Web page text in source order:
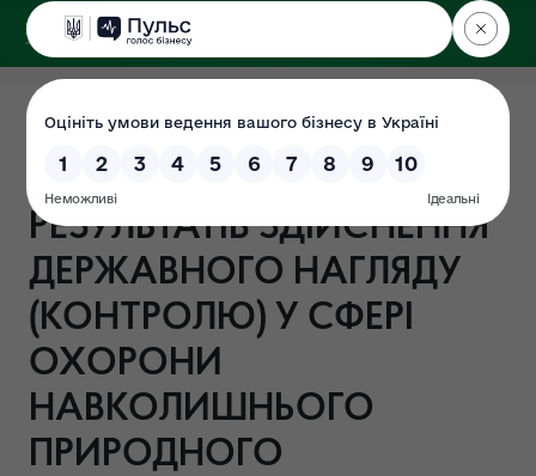
ДЕРЖЕКОІНСПЕКЦІЯ
у Харківській області
ІНСПЕКЦІЯ НАДАЄ
ІНФОРМАЦІЮ ЩОДО
РЕЗУЛЬТАТІВ ЗДІЙСНЕННЯ
ДЕРЖАВНОГО НАГЛЯДУ
(КОНТРОЛЮ) У СФЕРІ
ОХОРОНИ
НАВКОЛИШНЬОГО
ПРИРОДНОГО